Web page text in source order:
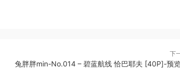
下
兔胖胖min-No.014 – 碧蓝航线 恰巴耶夫 [40P]-预